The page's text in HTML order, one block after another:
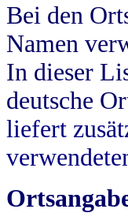
Bei den
Namen
In dieser
deutsche
liefert